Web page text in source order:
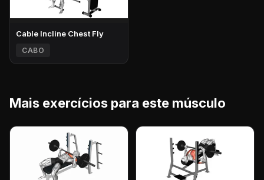
Cable Incline Chest Fly
CABO
Mais exercícios para este músculo